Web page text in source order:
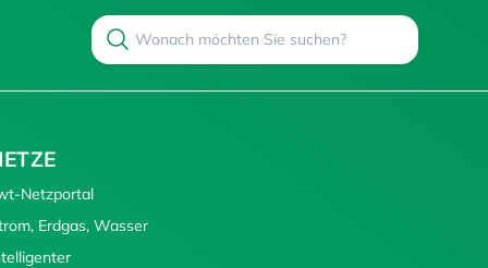
Search
Netzportal
Erdgas, Wasser